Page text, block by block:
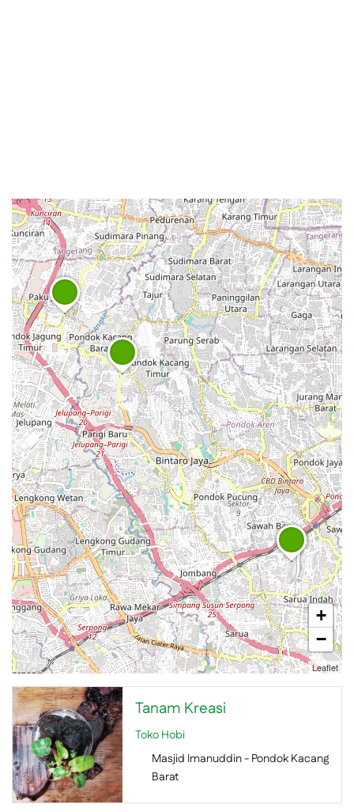
Tanam Kreasi
Toko Hobi
Masjid Imanuddin - Pondok Kacang
Barat
+
−
Leaflet